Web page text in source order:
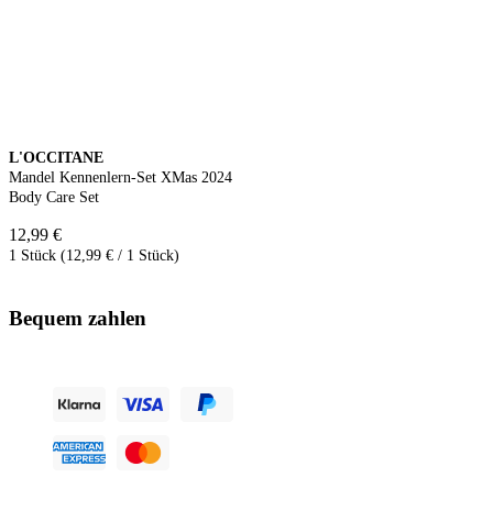
L'OCCITANE
Mandel Kennenlern-Set XMas 2024
Body Care Set
12,99 €
1 Stück (12,99 € / 1 Stück)
Bequem zahlen